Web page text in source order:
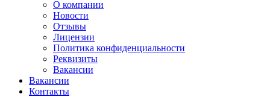
О компании
Новости
Отзывы
Лицензии
Политика конфиденциальности
Реквизиты
Вакансии
Вакансии
Контакты